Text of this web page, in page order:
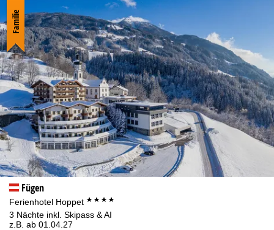
Fügen
Ferienhotel Hoppet ****
3 Nächte inkl. Skipass & AI
z.B. ab 01.04.27
Familie